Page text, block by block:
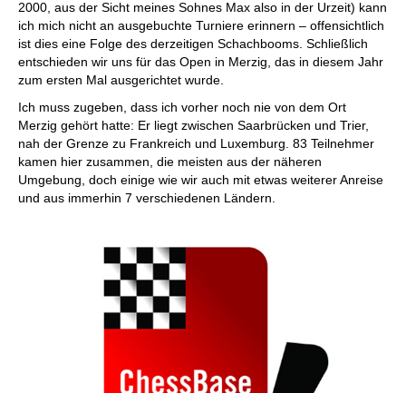
2000, aus der Sicht meines Sohnes Max also in der Urzeit) kann
ich mich nicht an ausgebuchte Turniere erinnern – offensichtlich
ist dies eine Folge des derzeitigen Schachbooms. Schließlich
entschieden wir uns für das Open in Merzig, das in diesem Jahr
zum ersten Mal ausgerichtet wurde.
Ich muss zugeben, dass ich vorher noch nie von dem Ort
Merzig gehört hatte: Er liegt zwischen Saarbrücken und Trier,
nah der Grenze zu Frankreich und Luxemburg. 83 Teilnehmer
kamen hier zusammen, die meisten aus der näheren
Umgebung, doch einige wie wir auch mit etwas weiterer Anreise
und aus immerhin 7 verschiedenen Ländern.